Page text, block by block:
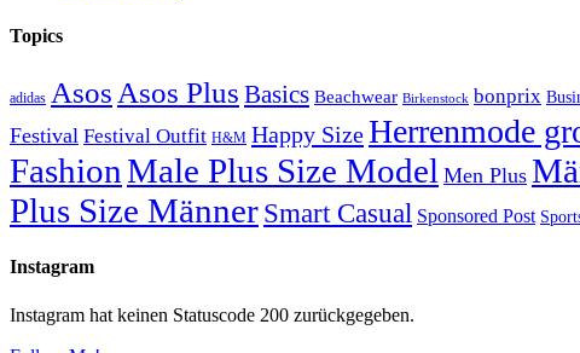
Topics
adidas Asos Asos Plus Basics Beachwear Birkenstock bonprix
Festival Festival Outfit H&M Happy SizeHerrenmode
FashionMale Plus Size Model Men Plus
Plus Size MännerSmart Casual Sponsored Post
Instagram
Instagram hat keinen Statuscode 200 zurückgegeben.